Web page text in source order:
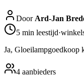
DoorArd-Jan
5 min leestijd·
Ja, Gloeilampgoedkoop
4 aanbieders